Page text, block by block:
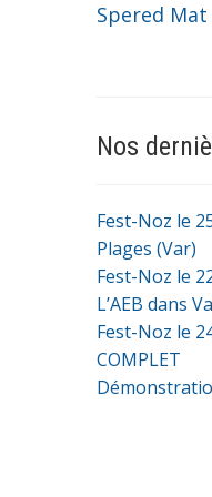
Spered
Nos
Fest-Noz le
Plages (Var)
Fest-Noz le
L’AEB dans
Fest-Noz le
COMPLET